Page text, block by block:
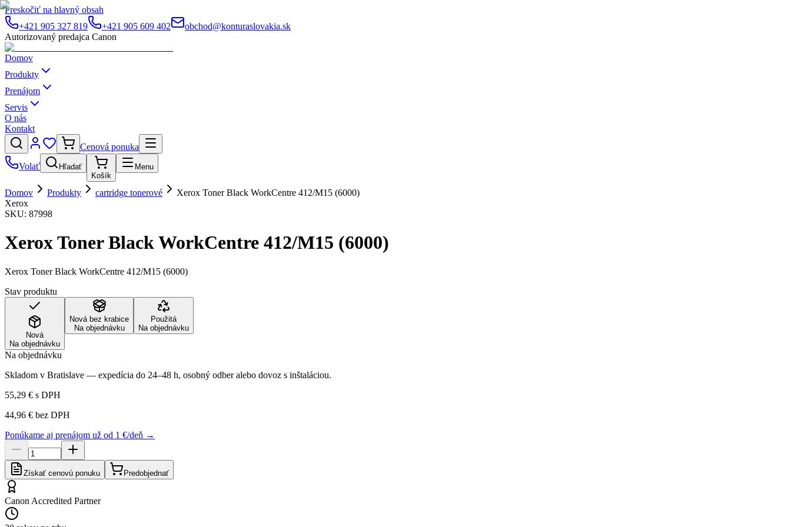
Preskočiť na hlavný obsah
+421 905 327 819
+421 905 609 402
obchod@konturaslovakia.sk
Autorizovaný predajca Canon
Domov
Produkty
Prenájom
Servis
O nás
Kontakt
Cenová ponuka
Volať
Hľadať
Košík
Menu
Domov Produkty cartridge tonerové
Xerox Toner Black WorkCentre 412/M15 (6000)
Xerox
SKU: 87998
Xerox Toner Black WorkCentre 412/M15 (6000)
Xerox Toner Black WorkCentre 412/M15 (6000)
Stav produktu
Nová
Na objednávku
Nová bez krabice
Na objednávku
Použitá
Na objednávku
Na objednávku
Skladom v Bratislave — expedícia do 24–48 h, osobný odber alebo dovoz s inštaláciou.
55,29 € s DPH
44,96 € bez DPH
Ponúkame aj prenájom už od 1 €/deň →
Získať cenovú ponuku Predobjednať
Canon Accredited Partner